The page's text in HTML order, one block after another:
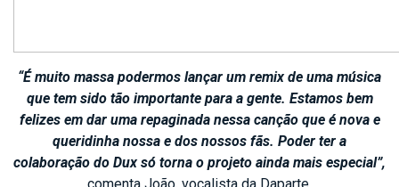
“É muito massa podermos lançar um remix de uma música
que tem sido tão importante para a gente. Estamos bem
felizes em dar uma repaginada nessa canção que é nova e
queridinha nossa e dos nossos fãs. Poder ter a
colaboração do Dux só torna o projeto ainda mais especial”,